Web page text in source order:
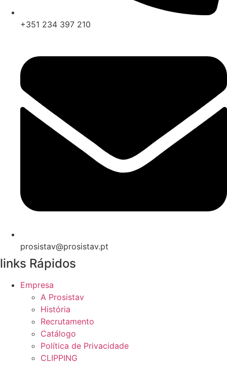
+351 234 397 210
prosistav@prosistav.pt
links Rápidos
Empresa
A Prosistav
História
Recrutamento
Catálogo
Política de Privacidade
CLIPPING